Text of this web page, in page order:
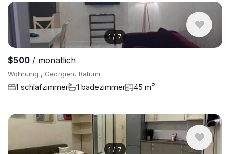
1 / 7
$500 / monatlich
Wohnung , Georgien, Batumi
1 schlafzimmer 1 badezimmer 45 m²
1 / 7